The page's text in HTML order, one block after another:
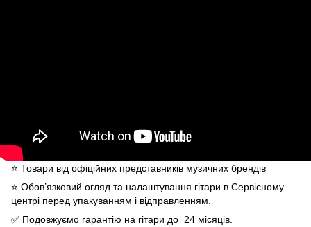
⭐️ Товари від офіційних представників музичних брендів
⭐️ Обов’язковий огляд та налаштування гітари в Сервісному
центрі перед упакуванням і відправленням.
✅ Подовжуємо гарантію на гітари до 24 місяців.